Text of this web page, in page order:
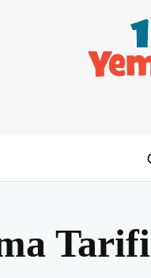
Tarifi